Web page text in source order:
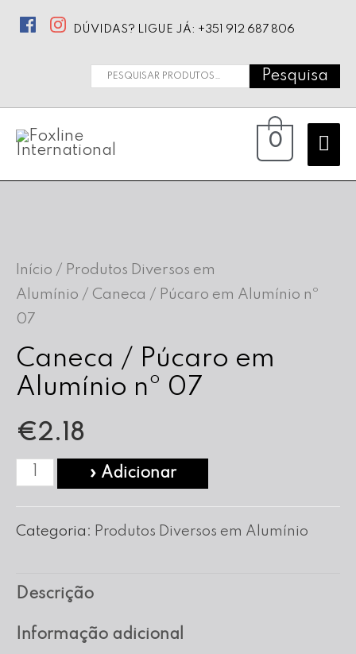
DÚVIDAS? LIGUE JÁ: +351 912 687 806
Pesquisar
Pesquisa
0
Início / Produtos Diversos em
Alumínio / Caneca / Púcaro em Alumínio nº
07
Caneca / Púcaro em
Alumínio nº 07
€2.18
Quantidade
Caneca
em
Alumínio
» Adicionar
Categoria: Produtos Diversos em Alumínio
Descrição
Informação adicional